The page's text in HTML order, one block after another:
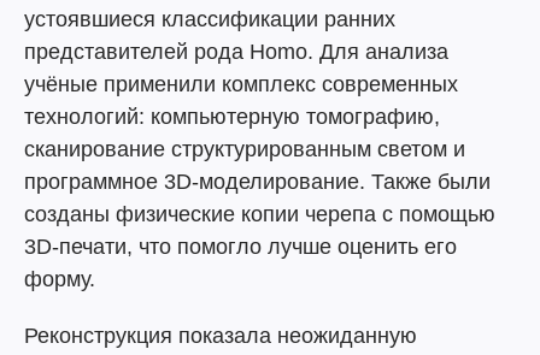
устоявшиеся классификации ранних
представителей рода Homo. Для анализа
учёные применили комплекс современных
технологий: компьютерную томографию,
сканирование структурированным светом и
программное 3D-моделирование. Также были
созданы физические копии черепа с помощью
3D-печати, что помогло лучше оценить его
форму.
Реконструкция показала неожиданную